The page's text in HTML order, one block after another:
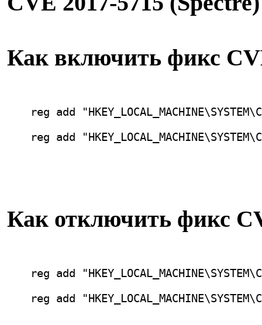
Как включить фикс
reg add
reg add
Как отключить фикс
reg add
reg add